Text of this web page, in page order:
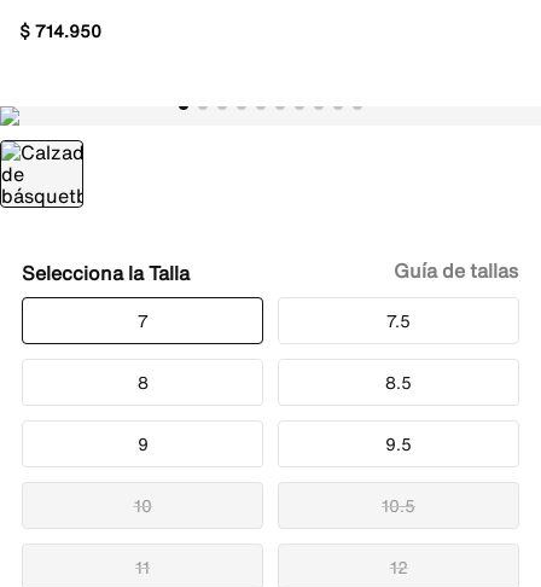
$714.950
Talla
7 7.5
8 8.5
9 9.5
10 10.5
11 12
Guía de tallas